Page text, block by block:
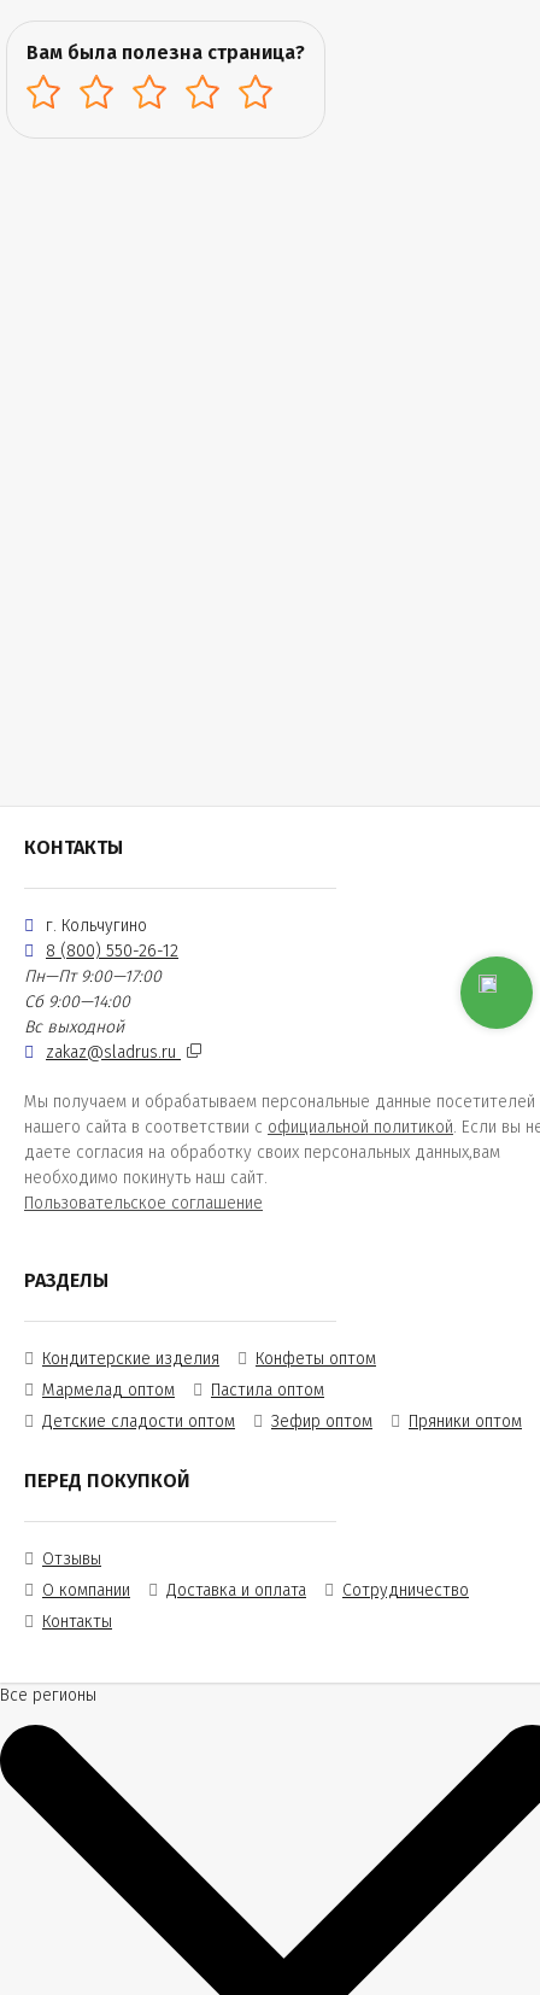
Вам была полезна страница?
КОНТАКТЫ
г. Кольчугино
8 (800) 550-26-12
Пн—Пт 9:00—17:00
Сб 9:00—14:00
Вс выходной
zakaz@sladrus.ru
Мы получаем и обрабатываем персональные данные посетителей
нашего сайта в соответствии с официальной политикой. Если вы
даете согласия на обработку своих персональных данных,вам
необходимо покинуть наш сайт.
Пользовательское соглашение
РАЗДЕЛЫ
Кондитерские изделия
Конфеты оптом
Мармелад оптом
Пастила оптом
Детские сладости оптом
Зефир оптом Пряники оптом
ПЕРЕД ПОКУПКОЙ
Отзывы
О компании
Доставка и оплата
Сотрудничество
Контакты
Все регионы